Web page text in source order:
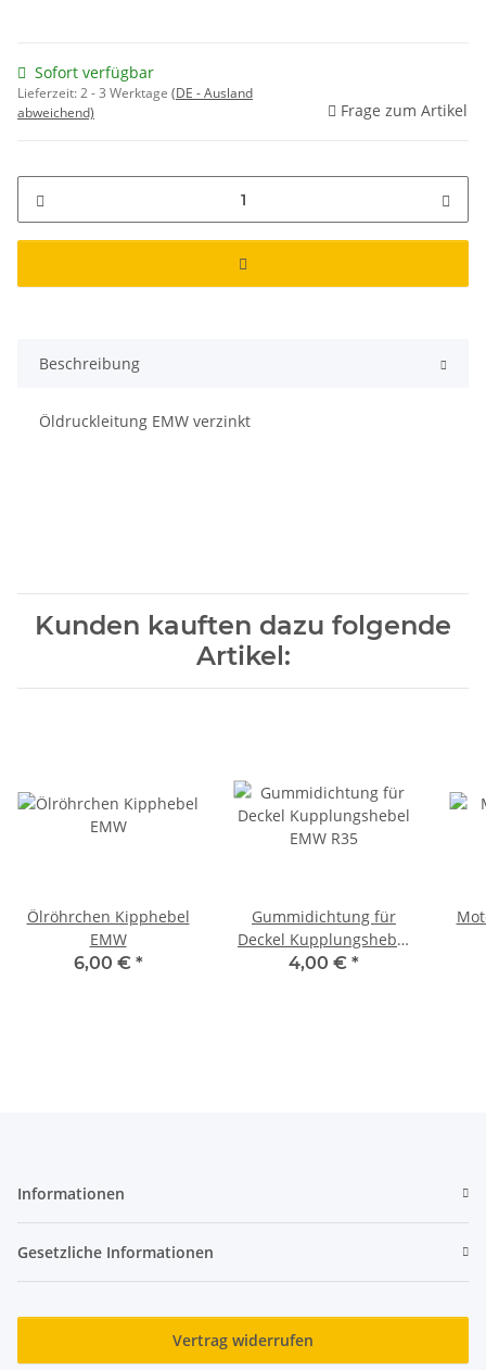
Sofort verfügbar
Lieferzeit:2 - 3 Werktage (DE - Ausland
abweichend)
Frage zum Artikel
Beschreibung
Öldruckleitung EMW verzinkt
Kunden kauften dazu folgende
Artikel:
Ölröhrchen Kipphebel
EMW
6,00 € *
Gummidichtung für
Deckel Kupplungshebel
EMW R35
4,00 € *
Informationen
Gesetzliche Informationen
Vertrag widerrufen